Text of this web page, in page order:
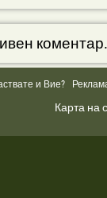
коментар.
и Вие?
Карта на